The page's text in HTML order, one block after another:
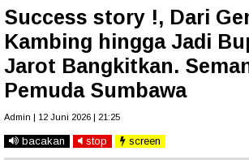
Success story !, Dari
Kambing hingga Jadi
Jarot Bangkitkan.
Pemuda Sumbawa
Admin | 12 Juni 2026 | 21:25
bacakan stop screen